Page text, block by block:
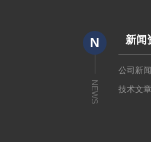
N
NEWS
新闻
公司新
技术文